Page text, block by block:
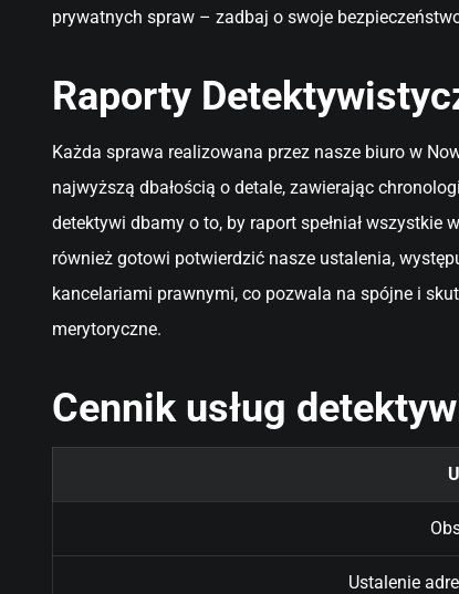
prywatnych spraw – zadbaj o swoje
Raporty
Każda sprawa realizowana przez nasze biuro w
najwyższą dbałością o detale, zawierając
detektywi dbamy o to, by raport spełniał
również gotowi potwierdzić nasze ustalenia,
kancelariami prawnymi, co pozwala na spójne i
merytoryczne.
Cennik usług
Ustalenie